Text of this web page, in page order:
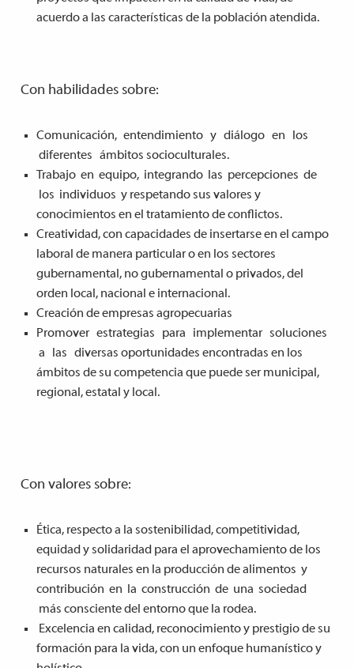
acuerdo a las características de la población atendida.
Con habilidades sobre:
Comunicación, entendimiento y diálogo en los
diferentes ámbitos socioculturales.
Trabajo en equipo, integrando las percepciones de
los individuos y respetando sus valores y
conocimientos en el tratamiento de conflictos.
Creatividad, con capacidades de insertarse en el campo
laboral de manera particular o en los sectores
gubernamental, no gubernamental o privados, del
orden local, nacional e internacional.
Creación de empresas agropecuarias
Promover estrategias para implementar soluciones
a las diversas oportunidades encontradas en los
ámbitos de su competencia que puede ser municipal,
regional, estatal y local.
Con valores sobre:
Ética, respecto a la sostenibilidad, competitividad,
equidad y solidaridad para el aprovechamiento de los
recursos naturales en la producción de alimentos y
contribución en la construcción de una sociedad
más consciente del entorno que la rodea.
Excelencia en calidad, reconocimiento y prestigio de su
formación para la vida, con un enfoque humanístico y